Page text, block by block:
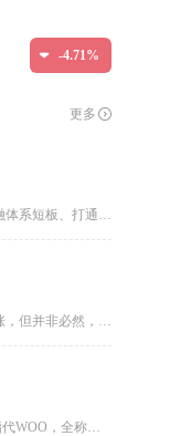
-4.71%
更多
加密货币的核心意义落脚在补足传统金融体系短板、打通全球化价值流转通道、落地实体产业数字化改
即将上交易所的币大概率会出现短期上涨，但并非必然，且长期走势普遍难以维持涨势，多数会在冲高
用户询问的w00实际是输入字符误差，指代WOO，全称WOONetwork代币，是连接中心化